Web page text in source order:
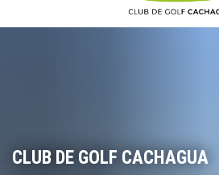
CLUB DE GOLF CACHAGUA